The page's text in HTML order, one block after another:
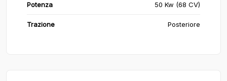
Potenza 50 Kw (68 CV)
Trazione Posteriore